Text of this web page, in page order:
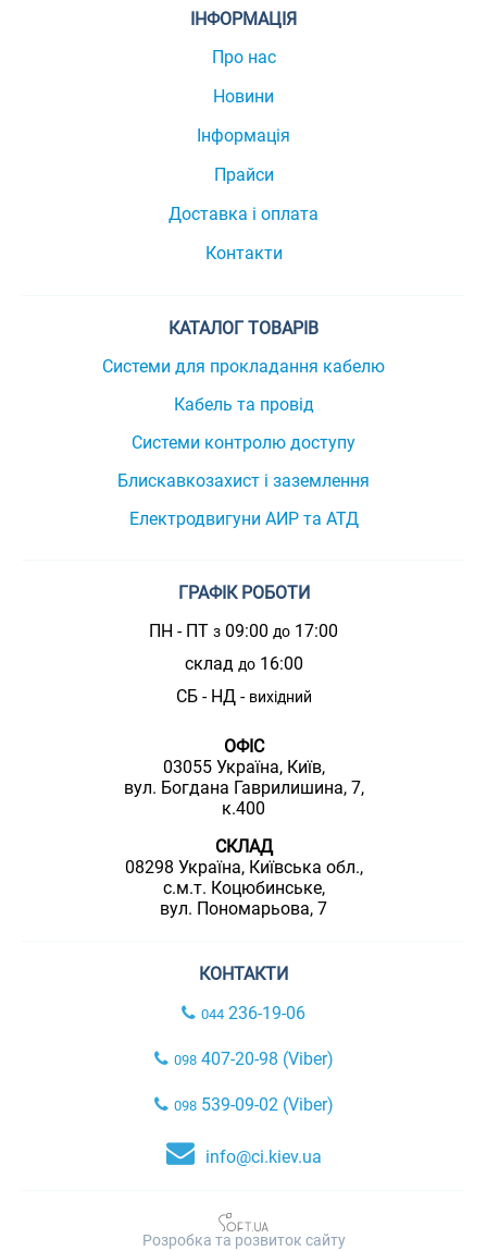
ІНФОРМАЦІЯ
Про нас
Новини
Інформація
Прайси
Доставка і оплата
Контакти
КАТАЛОГ ТОВАРІВ
Системи для прокладання кабелю
Кабель та провід
Системи контролю доступу
Блискавкозахист і заземлення
Електродвигуни АИР та АТД
ГРАФІК РОБОТИ
ПН - ПТ з 09:00 до 17:00
склад до16:00
СБ - НД - вихідний
ОФІС
03055 Україна, Київ,
вул. Богдана Гаврилишина, 7,
к.400
СКЛАД
08298 Україна, Київська обл.,
с.м.т. Коцюбинське,
вул. Пономарьова, 7
КОНТАКТИ
044 236-19-06
098407-20-98 (Viber)
098539-09-02 (Viber)
info@ci.kiev.ua
Розробка та розвиток сайту